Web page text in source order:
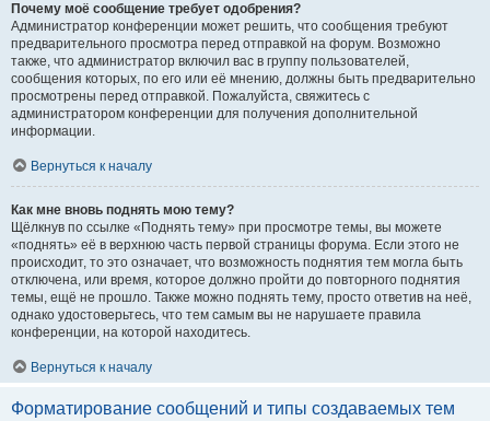
Почему моё сообщение требует одобрения?
Администратор конференции может решить, что сообщения требуют
предварительного просмотра перед отправкой на форум. Возможно
также, что администратор включил вас в группу пользователей,
сообщения которых, по его или её мнению, должны быть предварительно
просмотрены перед отправкой. Пожалуйста, свяжитесь с
администратором конференции для получения дополнительной
информации.
Вернуться к началу
Как мне вновь поднять мою тему?
Щёлкнув по ссылке «Поднять тему» при просмотре темы, вы можете
«поднять» её в верхнюю часть первой страницы форума. Если этого не
происходит, то это означает, что возможность поднятия тем могла быть
отключена, или время, которое должно пройти до повторного поднятия
темы, ещё не прошло. Также можно поднять тему, просто ответив на неё,
однако удостоверьтесь, что тем самым вы не нарушаете правила
конференции, на которой находитесь.
Вернуться к началу
Форматирование сообщений и типы создаваемых тем